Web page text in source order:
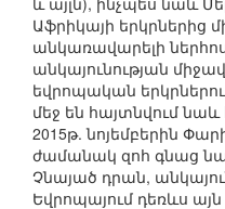
Աֆրիկայի երկրներից
անկառավարելի
անկայունության
եվրոպական
մեջ են հայտնվում
2015թ. նոյեմբերին
ժամանակ զոհ գնաց
Չնայած դրան,
Եվրոպայում դեռևս